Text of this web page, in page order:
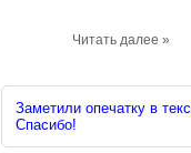
Читать далее »
Заметили опечатку в
Спасибо!